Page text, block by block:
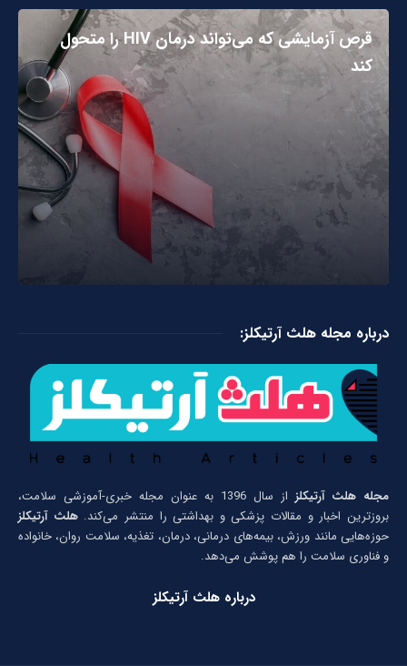
قرص آزمایشی که می‌تواند درمان HIV را متحول
کند
درباره مجله هلث آرتیکلز:
مجله هلث آرتیکلز
از سال 1396 به عنوان مجله خبری-آموزشی سلامت،
بروزترین اخبار و مقالات پزشکی و بهداشتی را منتشر می‌کند.هلث آرتیکلز
حوزه‌هایی مانند ورزش، بیمه‌های درمانی، درمان، تغذیه، سلامت روان، خانواده
و فناوری سلامت را هم پوشش می‌دهد.
درباره هلث آرتیکلز